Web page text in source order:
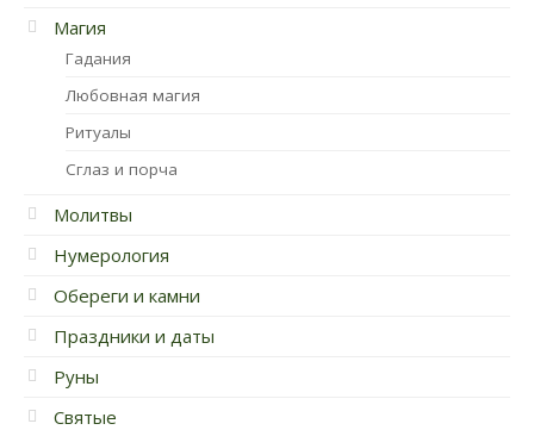
Магия
Гадания
Любовная магия
Ритуалы
Сглаз и порча
Молитвы
Нумерология
Обереги и камни
Праздники и даты
Руны
Святые